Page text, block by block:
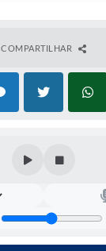
COMPARTILHAR